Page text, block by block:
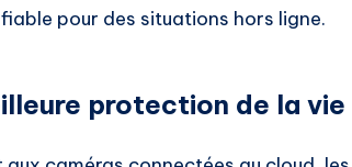
pour des situations hors ligne.
protection de la